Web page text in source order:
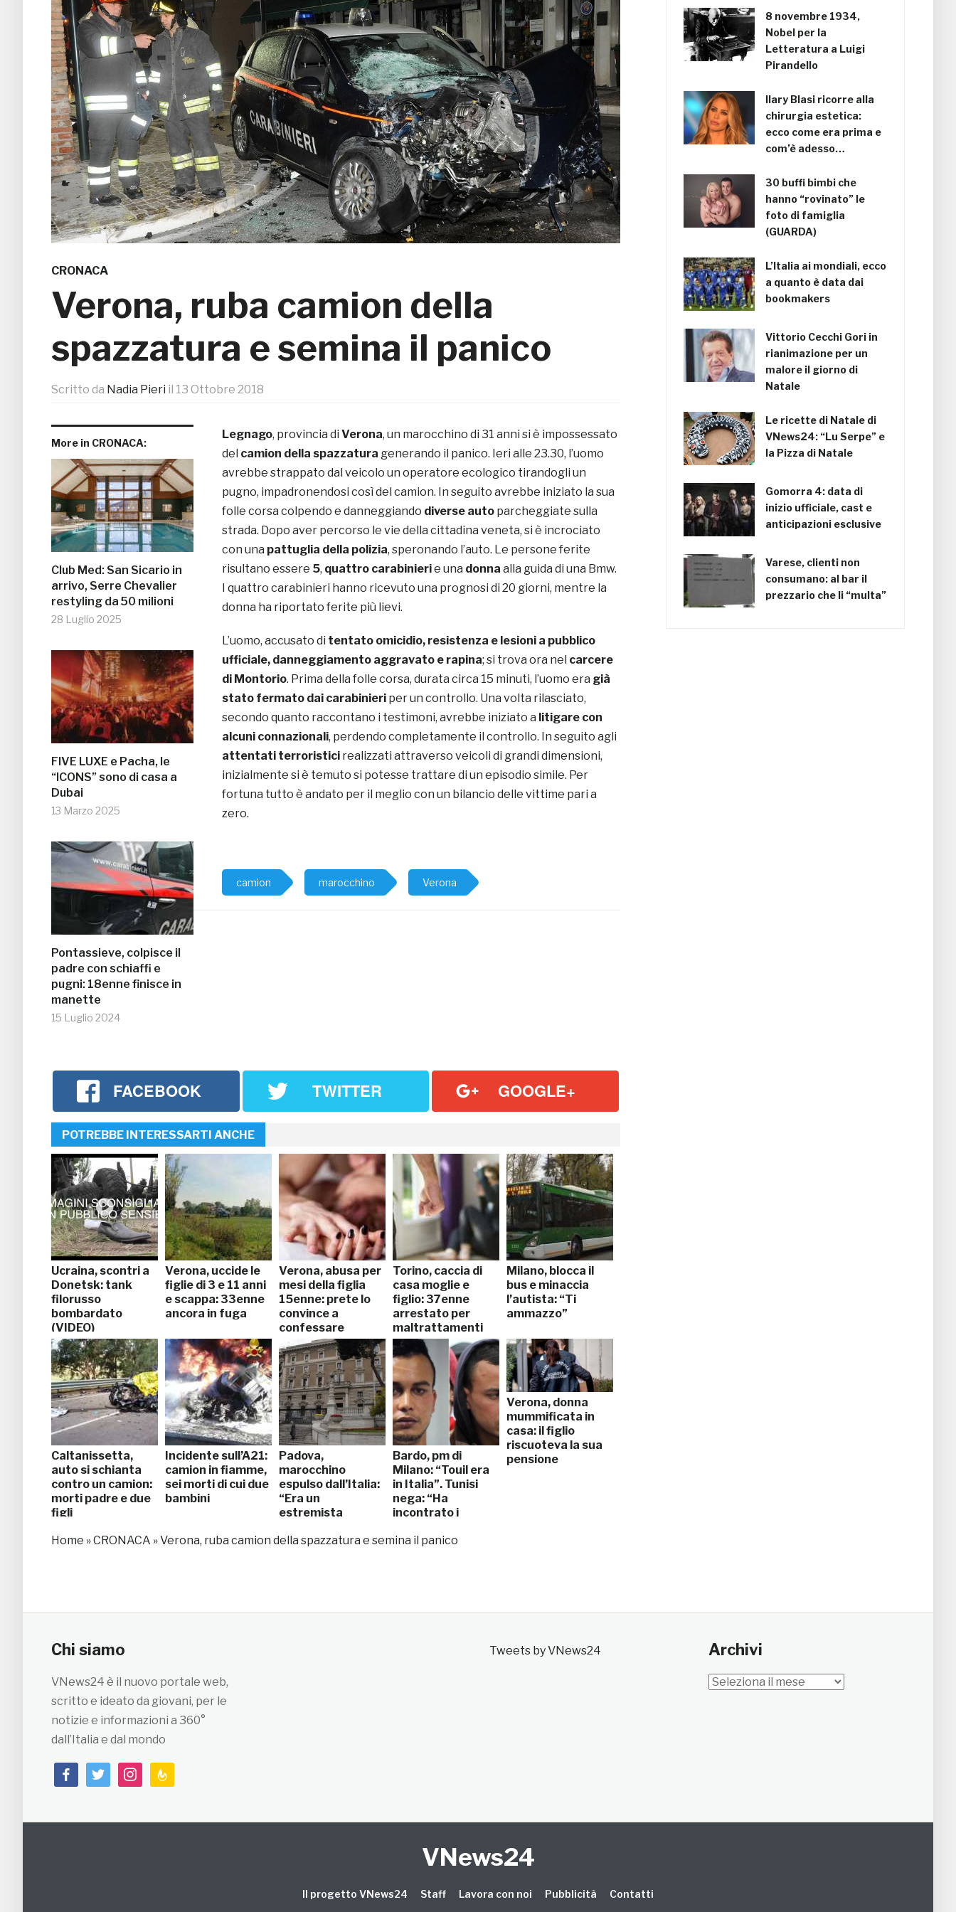
CRONACA
Verona, ruba camion della
spazzatura e semina il panico
Scritto da Nadia Pieri il 13 Ottobre 2018
More in CRONACA:
Club Med: San Sicario in
arrivo, Serre Chevalier
restyling da 50 milioni
28 Luglio 2025
FIVE LUXE e Pacha, le
“ICONS” sono di casa a
Dubai
13 Marzo 2025
Pontassieve, colpisce il
padre con schiaffi e
pugni: 18enne finisce in
manette
15 Luglio 2024
Legnago, provincia di Verona, un marocchino di 31 anni si è impossessato
del camion della spazzatura generando il panico. Ieri alle 23.30, l’uomo
avrebbe strappato dal veicolo un operatore ecologico tirandogli un
pugno, impadronendosi così del camion. In seguito avrebbe iniziato la sua
folle corsa colpendo e danneggiando diverse auto parcheggiate sulla
strada. Dopo aver percorso le vie della cittadina veneta, si è incrociato
con una pattuglia della polizia, speronando l’auto. Le persone ferite
risultano essere 5, quattro carabinierie una donna alla guida di una Bmw.
I quattro carabinieri hanno ricevuto una prognosi di 20 giorni, mentre la
donna ha riportato ferite più lievi.
L’uomo, accusato di tentato omicidio, resistenza e lesioni a pubblico
ufficiale, danneggiamento aggravato e rapina; si trova ora nel carcere
di Montorio. Prima della folle corsa, durata circa 15 minuti, l’uomo era già
stato fermato dai carabinieri per un controllo. Una volta rilasciato,
secondo quanto raccontano i testimoni, avrebbe iniziato a litigare con
alcuni connazionali, perdendo completamente il controllo. In seguito agli
attentati terroristici realizzati attraverso veicoli di grandi dimensioni,
inizialmente si è temuto si potesse trattare di un episodio simile. Per
fortuna tutto è andato per il meglio con un bilancio delle vittime pari a
zero.
camion marocchino Verona
FACEBOOK TWITTER GOOGLE+
POTREBBE INTERESSARTI ANCHE
Ucraina, scontri a
Donetsk: tank
filorusso
bombardato
(VIDEO)
Verona, uccide le
figlie di 3 e 11 anni
e scappa: 33enne
ancora in fuga
Verona, abusa per
mesi della figlia
15enne: prete lo
convince a
confessare
Torino, caccia di
casa moglie e
figlio: 37enne
arrestato per
maltrattamenti
Milano, blocca il
bus e minaccia
l’autista: “Ti
ammazzo”
Caltanissetta,
auto si schianta
contro un camion:
morti padre e due
figli
Incidente sull’A21:
camion in fiamme,
sei morti di cui due
bambini
Padova,
marocchino
espulso dall’Italia:
“Era un
estremista
Bardo, pm di
Milano: “Touil era
in Italia”. Tunisi
nega: “Ha
incontrato i
Verona, donna
mummificata in
casa: il figlio
riscuoteva la sua
pensione
Home »CRONACA »Verona, ruba camion della spazzatura e semina il panico
8 novembre 1934,
Nobel per la
Letteratura a Luigi
Pirandello
Ilary Blasi ricorre alla
chirurgia estetica:
ecco come era prima e
com’è adesso…
30 buffi bimbi che
hanno “rovinato” le
foto di famiglia
(GUARDA)
L’Italia ai mondiali, ecco
a quanto è data dai
bookmakers
Vittorio Cecchi Gori in
rianimazione per un
malore il giorno di
Natale
Le ricette di Natale di
VNews24: “Lu Serpe” e
la Pizza di Natale
Gomorra 4: data di
inizio ufficiale, cast e
anticipazioni esclusive
Varese, clienti non
consumano: al bar il
prezzario che li “multa”
Chi siamo
VNews24 è il nuovo portale web,
scritto e ideato da giovani, per le
notizie e informazioni a 360°
dall’Italia e dal mondo
facebooktwitterinstagramfeedburner
Tweets by VNews24 Archivi
Archivi
VNews24
Il progetto VNews24 Staff Lavora con noi Pubblicità Contatti